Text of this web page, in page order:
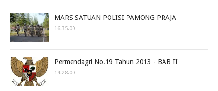
MARS SATUAN POLISI PAMONG PRAJA
16.35.00
Permendagri No.19 Tahun 2013 - BAB II
14.28.00